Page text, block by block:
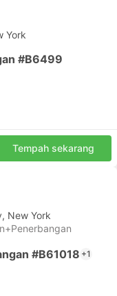
York
#B6499
Tempah sekarang
New York
#B61018 +1